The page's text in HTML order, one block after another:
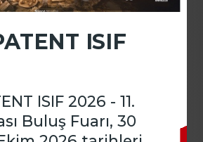
Fikri Mülkiyet
Lisans
9. yılı
ISIF
ISIF 2026 - 11.
Buluş Fuarı, 30